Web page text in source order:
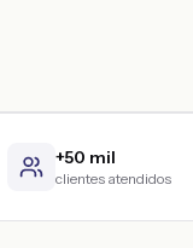
+50 mil
clientes atendidos